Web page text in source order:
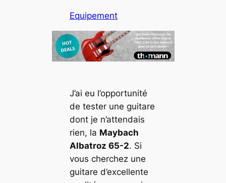
Equipement
J’ai eu l’opportunité
de tester une guitare
dont je n’attendais
rien, la Maybach
Albatroz 65-2. Si
vous cherchez une
guitare d’excellente